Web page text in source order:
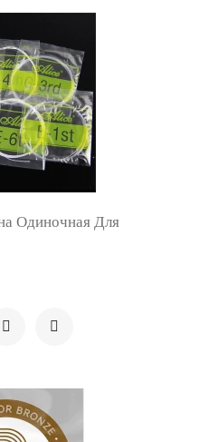
Одиночная Для